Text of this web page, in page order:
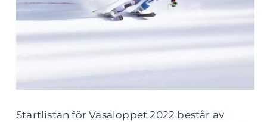
Startlistan för Vasaloppet 2022 består av